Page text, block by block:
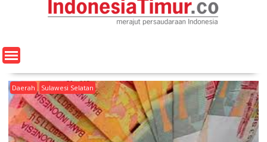
e
n
Daerah Sulawesi Selatan